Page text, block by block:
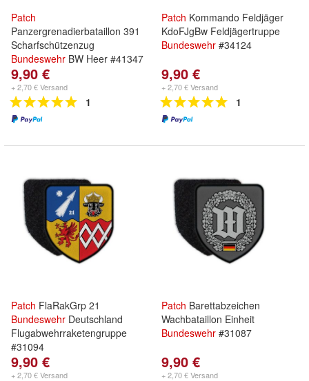
Patch
Panzergrenadierbataillon 391
Scharfschützenzug
Bundeswehr BW Heer #41347
9,90 €
+ 2,70 € Versand
1
Patch Kommando Feldjäger
KdoFJgBw Feldjägertruppe
Bundeswehr #34124
9,90 €
+ 2,70 € Versand
1
Patch FlaRakGrp 21
Bundeswehr Deutschland
Flugabwehrraketengruppe
#31094
9,90 €
+ 2,70 € Versand
Patch Barettabzeichen
Wachbataillon Einheit
Bundeswehr #31087
9,90 €
+ 2,70 € Versand